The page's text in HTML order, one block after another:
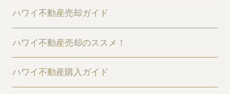
ハワイ不動産売却ガイド
ハワイ不動産売却のススメ！
ハワイ不動産購入ガイド